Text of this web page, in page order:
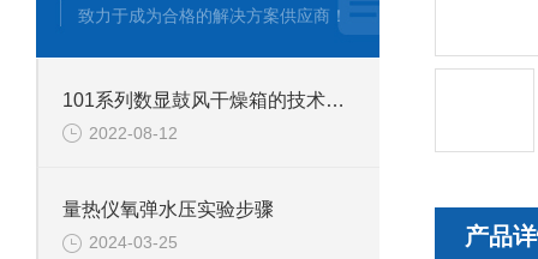
产品
致力于成为合格的解决方案供应商！
101系列数显鼓风干燥箱的技术参数
2022-08-12
量热仪氧弹水压实验步骤
2024-03-25